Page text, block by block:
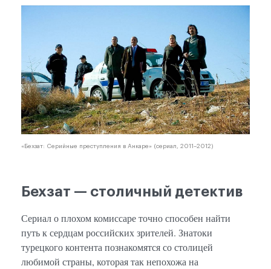
«Бехзат: Серийные преступления в Анкаре» (сериал, 2011–2012)
Бехзат — столичный детектив
Сериал о плохом комиссаре точно способен найти
путь к сердцам российских зрителей. Знатоки
турецкого контента познакомятся со столицей
любимой страны, которая так непохожа на